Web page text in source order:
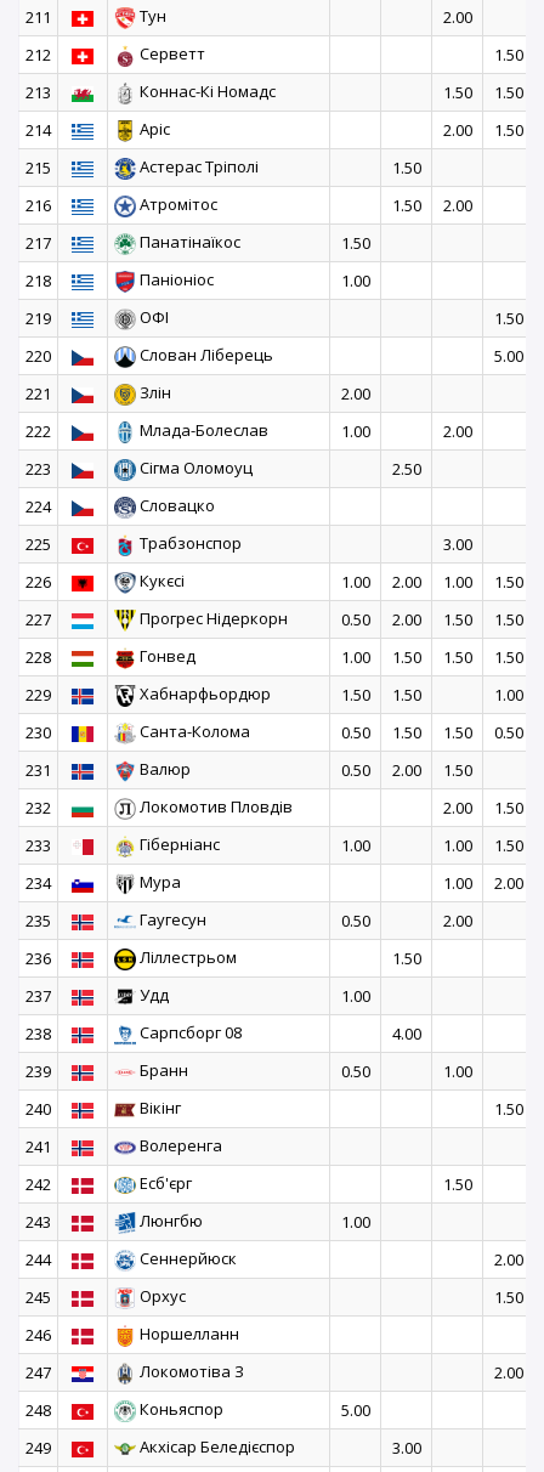
211 Тун
2.00
212
Серветт
1.50
213
Коннас-Кі Номадс 1.50
1.50
214
Аріс 2.00
1.50
215
Астерас Тріполі
1.50
216
Атромітос 1.50
2.00
217
Панатінаїкос
1.50
218
Паніоніос
1.00
219
ОФІ
1.50
220
Слован Ліберець
5.00
221
Злін
2.00
222
Млада-Болеслав 1.00
2.00
223
Сігма Оломоуц
2.50
224
Словацко
225
Трабзонспор
3.00
226
Кукєсі 1.00 2.00 1.00
1.50
227
Прогрес Нідеркорн 0.50 2.00 1.50
1.50
228
Гонвед 1.00 1.50 1.50
1.50
229
Хабнарфьордюр 1.50 1.50
1.00
230
Санта-Колома 0.50 1.50 1.50
0.50
231
Валюр 0.50 2.00
1.50
232
Локомотив Пловдів 2.00
1.50
233
Гіберніанс 1.00 1.00
1.50
234
Мура 1.00
2.00
235
Гаугесун 0.50
2.00
236
Ліллестрьом
1.50
237
Удд
1.00
238
Сарпсборг 08
4.00
239
Бранн 0.50
1.00
240
Вікінг
1.50
241
Волеренга
242
Есб'єрг
1.50
243
Люнгбю
1.00
244
Сеннерйюск
2.00
245
Орхус
1.50
246
Норшелланн
247
Локомотіва З
2.00
248
Коньяспор
5.00
249
Акхісар Беледієспор
3.00